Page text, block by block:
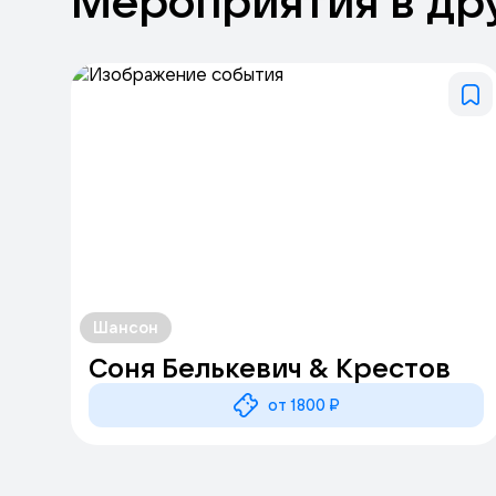
Шансон
Соня Белькевич & Крестов
от 1800 ₽